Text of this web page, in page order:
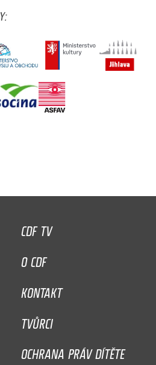
CDF TV
O CDF
KONTAKT
TVŮRCI
OCHRANA PRÁV DÍTĚTE